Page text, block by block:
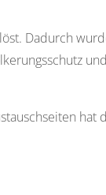
Dadurch
hat